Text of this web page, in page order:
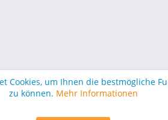
Cookies, um Ihnen die bestmögliche
zu können. Mehr Informationen